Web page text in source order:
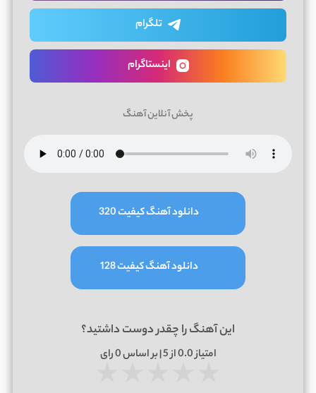
تلگرام
اینستاگرام
پخش آنلاین آهنگ
دانلود آهنگ کیفیت 320
دانلود آهنگ کیفیت 128
این آهنگ را چقدر دوست داشتید؟
امتیاز0.0از 5 | بر اساس 0رای